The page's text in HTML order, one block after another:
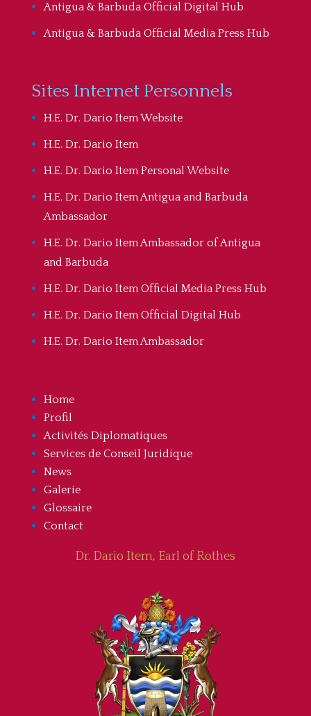
Antigua & Barbuda Official Digital Hub
Antigua & Barbuda Official Media Press Hub
Sites Internet Personnels
H.E. Dr. Dario Item Website
H.E. Dr. Dario Item
H.E. Dr. Dario Item Personal Website
H.E. Dr. Dario Item Antigua and Barbuda
Ambassador
H.E. Dr. Dario Item Ambassador of Antigua
and Barbuda
H.E. Dr. Dario Item Official Media Press Hub
H.E. Dr. Dario Item Official Digital Hub
H.E. Dr. Dario Item Ambassador
Home
Profil
Activités Diplomatiques
Services de Conseil Juridique
News
Galerie
Glossaire
Contact
Dr. Dario Item, Earl of Rothes